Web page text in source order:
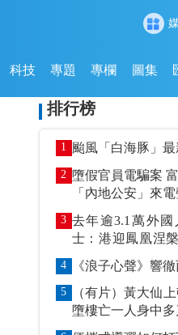
科技 專題 專欄 圖集
排行榜
1 颱風「白海豚」最
2 墮假官員電騙案 富婆被當「提款機」失近6900萬
「內地公安」來電聲
到指定戶口作「保
3 去年逾3.1萬外國人
士：港迎鳳凰涅槃時刻 外籍優才紛
黑論被打臉
4
5
（有片）黃大仙
墮樓亡一人身中